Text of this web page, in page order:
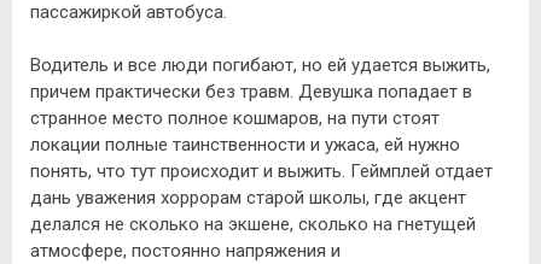
пассажиркой автобуса.
Водитель и все люди погибают, но ей удается выжить,
причем практически без травм. Девушка попадает в
странное место полное кошмаров, на пути стоят
локации полные таинственности и ужаса, ей нужно
понять, что тут происходит и выжить. Геймплей отдает
дань уважения хоррорам старой школы, где акцент
делался не сколько на экшене, сколько на гнетущей
атмосфере, постоянно напряжения и